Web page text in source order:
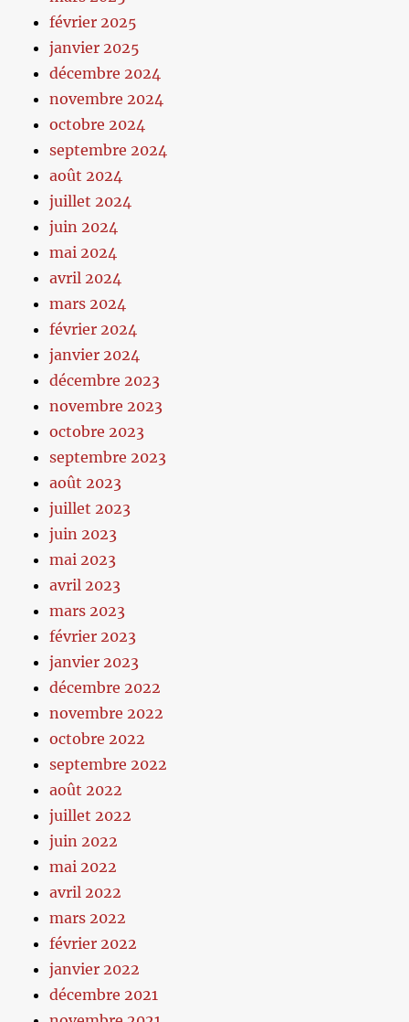
février 2025
janvier 2025
décembre 2024
novembre 2024
octobre 2024
septembre 2024
août 2024
juillet 2024
juin 2024
mai 2024
avril 2024
mars 2024
février 2024
janvier 2024
décembre 2023
novembre 2023
octobre 2023
septembre 2023
août 2023
juillet 2023
juin 2023
mai 2023
avril 2023
mars 2023
février 2023
janvier 2023
décembre 2022
novembre 2022
octobre 2022
septembre 2022
août 2022
juillet 2022
juin 2022
mai 2022
avril 2022
mars 2022
février 2022
janvier 2022
décembre 2021